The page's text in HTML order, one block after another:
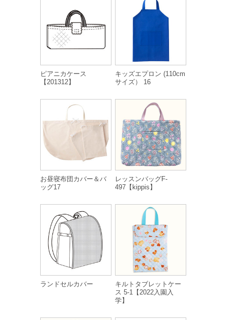
ピアニカケース
【201312】
キッズエプロン (110cm
サイズ） 16
お昼寝布団カバー＆バ
ッグ17
レッスンバッグF-
497【kippis】
ランドセルカバー
キルトタブレットケー
ス 5-1【2022入園入
学】